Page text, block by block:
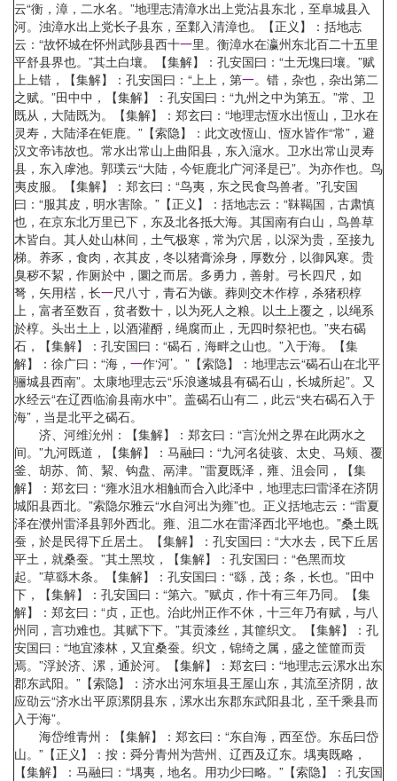
云“衡，漳，二水名。”地理志清漳水出上党沾县东北，至阜城县入
河。浊漳水出上党长子县东，至鄴入清漳也。【正义】：括地志
云：“故怀城在怀州武陟县西十一里。衡漳水在瀛州东北百二十五里
平舒县界也。”其土白壤。【集解】：孔安国曰：“土无塊曰壤。”赋
上上错，【集解】：孔安国曰：“上上，第一。错，杂也，杂出第二
之赋。”田中中，【集解】：孔安国曰：“九州之中为第五。”常、卫
既从，大陆既为。【集解】：郑玄曰：“地理志恆水出恆山，卫水在
灵寿，大陆泽在钜鹿。”【索隐】：此文改恆山、恆水皆作“常”，避
汉文帝讳故也。常水出常山上曲阳县，东入滱水。卫水出常山灵寿
县，东入虖池。郭璞云“大陆，今钜鹿北广河泽是已”。为亦作也。鸟
夷皮服。【集解】：郑玄曰：“鸟夷，东之民食鸟兽者。”孔安国
曰：“服其皮，明水害除。”【正义】：括地志云：“靺鞨国，古肃慎
也，在京东北万里已下，东及北各抵大海。其国南有白山，鸟兽草
木皆白。其人处山林间，土气极寒，常为穴居，以深为贵，至接九
梯。养豕，食肉，衣其皮，冬以猪膏涂身，厚数分，以御风寒。贵
臭秽不絜，作厕於中，圜之而居。多勇力，善射。弓长四尺，如
弩，矢用楛，长一尺八寸，青石为镞。葬则交木作椁，杀猪积椁
上，富者至数百，贫者数十，以为死人之粮。以土上覆之，以绳系
於椁。头出土上，以酒灌酹，绳腐而止，无四时祭祀也。”夹右碣
石，【集解】：孔安国曰：“碣石，海畔之山也。”入于海。【集
解】：徐广曰：“海， 一作‘河’。”【索隐】：地理志云“碣石山在北平
骊城县西南”。太康地理志云“乐浪遂城县有碣石山，长城所起”。又
水经云“在辽西临渝县南水中”。盖碣石山有二，此云“夹右碣石入于
海”，当是北平之碣石。
济、河维沇州：【集解】：郑玄曰：“言沇州之界在此两水之
间。”九河既道，【集解】：马融曰：“九河名徒骇、太史、马颊、覆
釜、胡苏、简、絜、钩盘、鬲津。”雷夏既泽，雍、沮会同，【集
解】：郑玄曰：“雍水沮水相触而合入此泽中，地理志曰雷泽在济阴
城阳县西北。”索隐尔雅云“水自河出为雍”也。正义括地志云：“雷夏
泽在濮州雷泽县郭外西北。雍、沮二水在雷泽西北平地也。”桑土既
蚕，於是民得下丘居土。【集解】：孔安国曰：“大水去，民下丘居
平土，就桑蚕。”其土黑坟，【集解】：孔安国曰：“色黑而坟
起。”草繇木条。【集解】：孔安国曰：“繇，茂；条，长也。”田中
下，【集解】：孔安国曰：“第六。”赋贞，作十有三年乃同。【集
解】：郑玄曰：“贞，正也。治此州正作不休，十三年乃有赋，与八
州同，言功难也。其赋下下。”其贡漆丝，其篚织文。【集解】：孔
安国曰：“地宜漆林，又宜桑蚕。织文，锦绮之属，盛之筐篚而贡
焉。”浮於济、漯，通於河。【集解】：郑玄曰：“地理志云漯水出东
郡东武阳。”【索隐】：济水出河东垣县王屋山东，其流至济阴，故
应劭云“济水出平原漯阴县东，漯水出东郡东武阳县北，至千乘县而
入于海”。
海岱维青州：【集解】：郑玄曰：“东自海，西至岱。东岳曰岱
山。”【正义】：按：舜分青州为营州、辽西及辽东。堣夷既略，
【集解】：马融曰：“堣夷，地名。用功少曰略。”【索隐】：孔安国